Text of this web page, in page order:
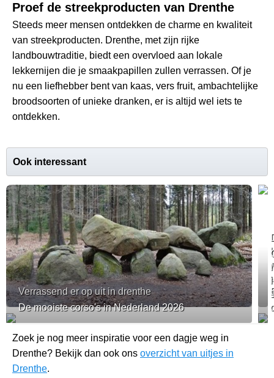
Proef de streekproducten van Drenthe
Steeds meer mensen ontdekken de charme en kwaliteit
van streekproducten. Drenthe, met zijn rijke
landbouwtraditie, biedt een overvloed aan lokale
lekkernijen die je smaakpapillen zullen verrassen. Of je
nu een liefhebber bent van kaas, vers fruit, ambachtelijke
broodsoorten of unieke dranken, er is altijd wel iets te
ontdekken.
Ook interessant
Verrassend er op uit in drenthe
De mooiste corso's in Nederland 2026
Zoek je nog meer inspiratie voor een dagje weg in
Drenthe? Bekijk dan ook ons overzicht van uitjes in
Drenthe.